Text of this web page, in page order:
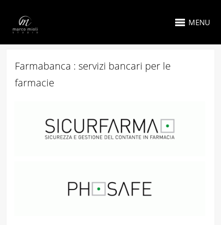
MENU
Farmabanca : servizi bancari per le
farmacie